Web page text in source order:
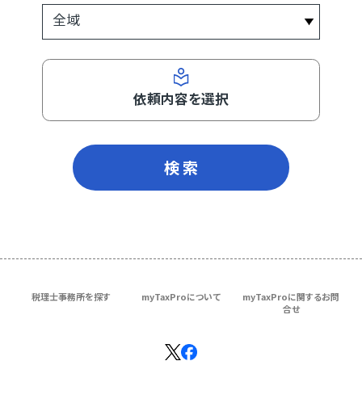
依頼内容を選択
検 索
税理士事務所を探す myTaxProについて
myTaxProに関するお問
合せ